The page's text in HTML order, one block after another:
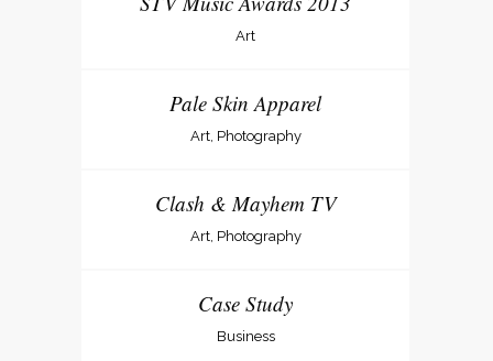
Art
Pale Skin Apparel
Art, Photography
Clash & Mayhem TV
Art, Photography
Case Study
Business